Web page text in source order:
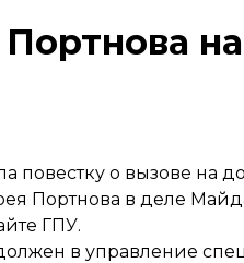
Майдана
повестку о вызове на
Портнова в деле
ГПУ.
в управление